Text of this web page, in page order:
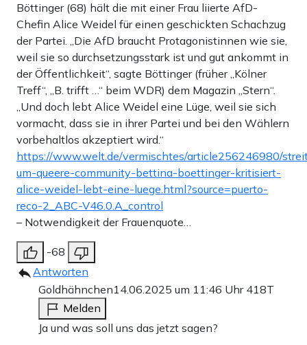
Böttinger (68) hält die mit einer Frau liierte AfD-
Chefin Alice Weidel für einen geschickten Schachzug
der Partei. „Die AfD braucht Protagonistinnen wie sie,
weil sie so durchsetzungsstark ist und gut ankommt in
der Öffentlichkeit“, sagte Böttinger (früher „Kölner
Treff“, „B. trifft …“ beim WDR) dem Magazin „Stern“.
„Und doch lebt Alice Weidel eine Lüge, weil sie sich
vormacht, dass sie in ihrer Partei und bei den Wählern
vorbehaltlos akzeptiert wird.“
https://www.welt.de/vermischtes/article256246980/
um-queere-community-bettina-boettinger-kritisiert-
alice-weidel-lebt-eine-luege.html?source=puerto-
reco-2_ABC-V46.0.A_control
– Notwendigkeit der Frauenquote…
-68
Antworten
Goldhähnchen14.06.2025 um 11:46 Uhr 418T
Melden
Ja und was soll uns das jetzt sagen?